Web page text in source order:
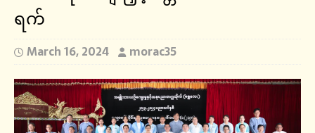
ရက်
March 16, 2024 morac35